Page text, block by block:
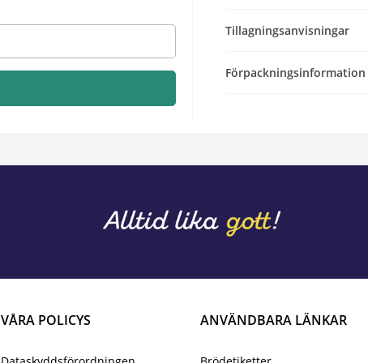
Tillagningsanvisningar
Förpackningsinformation
VÅRA POLICYS ANVÄNDBARA LÄNKAR